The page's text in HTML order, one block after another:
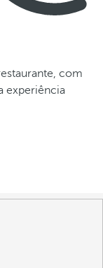
com
experiência